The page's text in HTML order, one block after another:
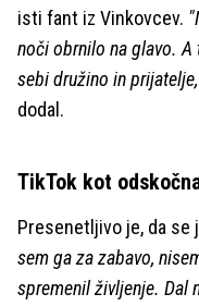
isti fant iz Vinkovcev.
noči obrnilo na glavo.
sebi družino in
dodal.
TikTok kot
Presenetljivo je, da se
sem ga za zabavo,
spremenil življenje. Dal